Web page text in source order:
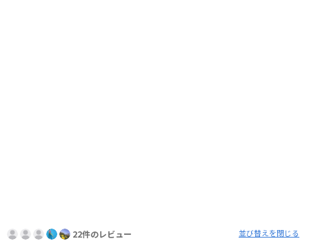
22件のレビュー 並び替えを閉じる